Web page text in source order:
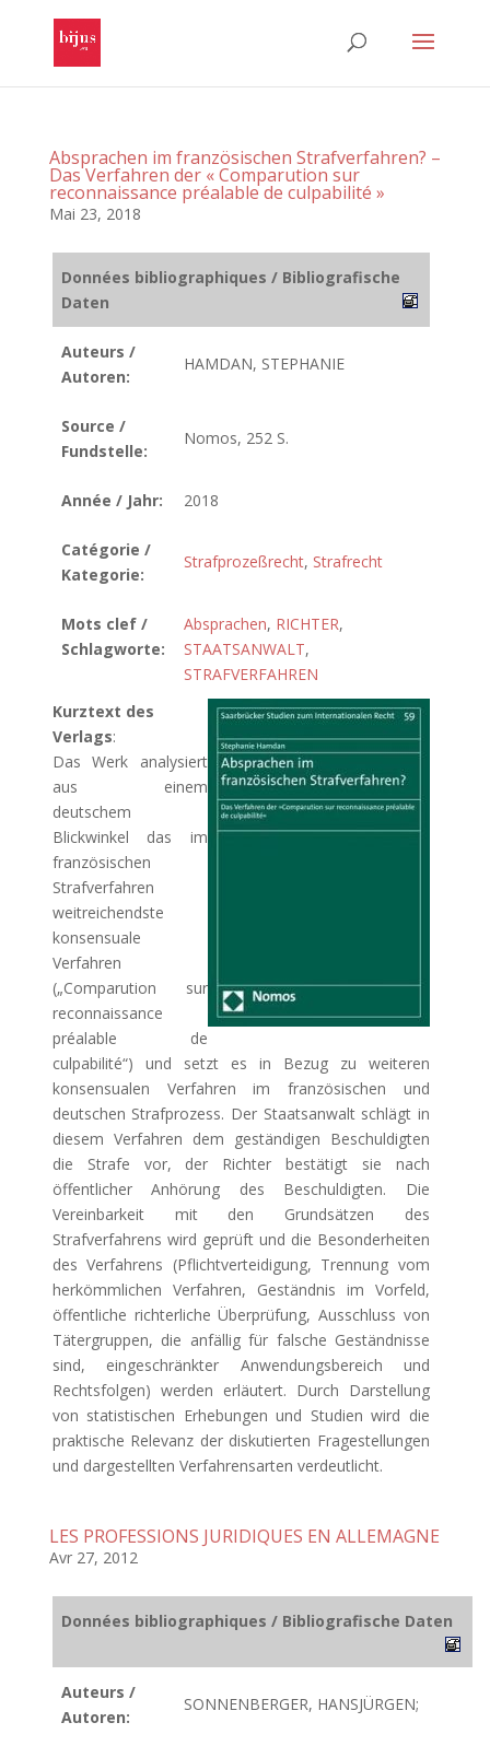
Absprachen im französischen Strafverfahren? –
Das Verfahren der « Comparution sur
reconnaissance préalable de culpabilité »
Mai 23, 2018
Données bibliographiques / Bibliografische
Daten
Auteurs /
Autoren:
HAMDAN, STEPHANIE
Source /
Fundstelle:
Nomos, 252 S.
Année / Jahr: 2018
Catégorie /
Kategorie:
Strafprozeßrecht, Strafrecht
Mots clef /
Schlagworte:
Absprachen, RICHTER,
STAATSANWALT,
STRAFVERFAHREN
Kurztext des
Verlags:
Das Werk analysiert
aus einem
deutschem
Blickwinkel das im
französischen
Strafverfahren
weitreichendste
konsensuale
Verfahren
(„Comparution sur
reconnaissance
préalable de
culpabilité“) und setzt es in Bezug zu weiteren
konsensualen Verfahren im französischen und
deutschen Strafprozess. Der Staatsanwalt schlägt in
diesem Verfahren dem geständigen Beschuldigten
die Strafe vor, der Richter bestätigt sie nach
öffentlicher Anhörung des Beschuldigten. Die
Vereinbarkeit mit den Grundsätzen des
Strafverfahrens wird geprüft und die Besonderheiten
des Verfahrens (Pflichtverteidigung, Trennung vom
herkömmlichen Verfahren, Geständnis im Vorfeld,
öffentliche richterliche Überprüfung, Ausschluss von
Tätergruppen, die anfällig für falsche Geständnisse
sind, eingeschränkter Anwendungsbereich und
Rechtsfolgen) werden erläutert. Durch Darstellung
von statistischen Erhebungen und Studien wird die
praktische Relevanz der diskutierten Fragestellungen
und dargestellten Verfahrensarten verdeutlicht.
LES PROFESSIONS JURIDIQUES EN ALLEMAGNE
Avr 27, 2012
Données bibliographiques / Bibliografische Daten
Auteurs /
Autoren:
SONNENBERGER, HANSJÜRGEN;